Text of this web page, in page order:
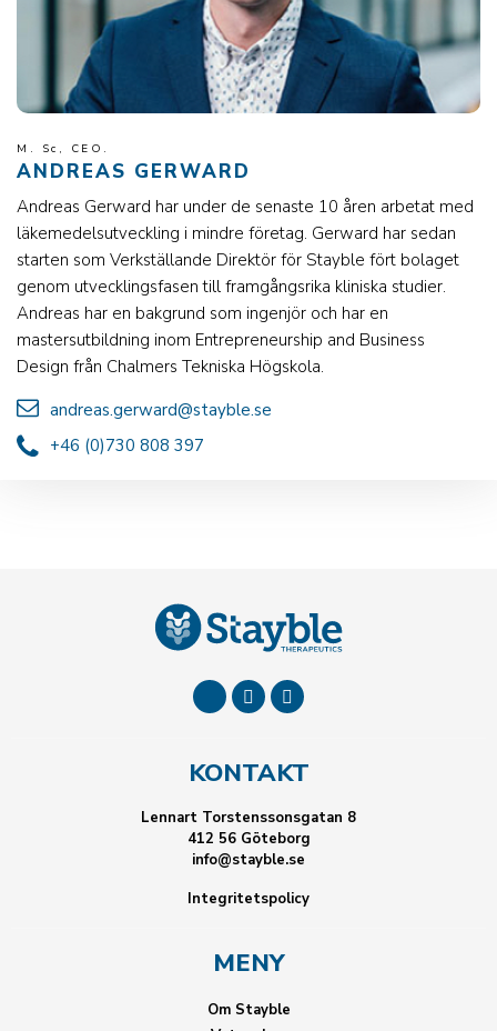
M. Sc, CEO.
ANDREAS GERWARD
Andreas Gerward har under de senaste 10 åren arbetat med
läkemedelsutveckling i mindre företag. Gerward har sedan
starten som Verkställande Direktör för Stayble fört bolaget
genom utvecklingsfasen till framgångsrika kliniska studier.
Andreas har en bakgrund som ingenjör och har en
mastersutbildning inom Entrepreneurship and Business
Design från Chalmers Tekniska Högskola.
andreas.gerward@stayble.se
+46 (0)730 808 397
KONTAKT
Lennart Torstenssonsgatan 8
412 56 Göteborg
info@stayble.se
Integritetspolicy
MENY
Om Stayble